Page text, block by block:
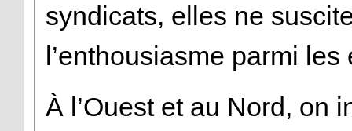
syndicats, elles ne
l’enthousiasme parmi
À l’Ouest et au Nord, on